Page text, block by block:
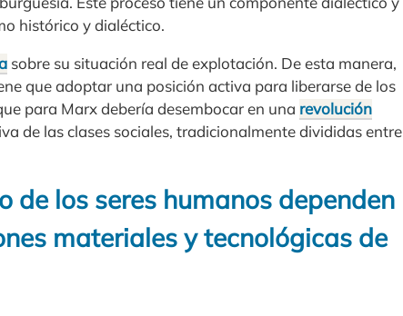
histórico y dialéctico.
sobre su situación real de explotación. De esta manera,
que adoptar una posición activa para liberarse de los
para Marx debería desembocar en una revolución
de las clases sociales, tradicionalmente divididas entre
de los seres humanos dependen
materiales y tecnológicas de